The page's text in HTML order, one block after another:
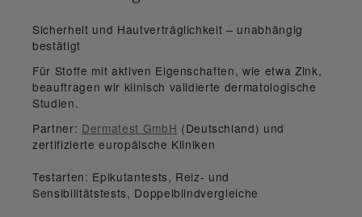
Sicherheit und Hautverträglichkeit – unabhängig
bestätigt
Für Stoffe mit aktiven Eigenschaften, wie etwa Zink,
beauftragen wir klinisch validierte dermatologische
Studien.
Partner: Dermatest GmbH (Deutschland) und
zertifizierte europäische Kliniken
Testarten: Epikutantests, Reiz- und
Sensibilitätstests, Doppelblindvergleiche